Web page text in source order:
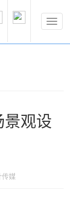
景观设
传媒